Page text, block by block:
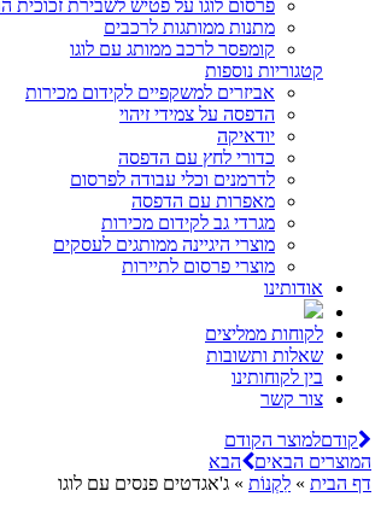
פרסום לוגו על פטיש לשבירת זכוכית
מתנות ממותגות לרכבים
קומפסר לרכב ממותג עם לוגו
קטגוריות נוספות
אביזרים למשקפיים לקידום מכירות
הדפסה על צמידי זיהוי
יודאיקה
כדורי לחץ עם הדפסה
לדרמנים וכלי עבודה לפרסום
מאפרות עם הדפסה
מגרדי גב לקידום מכירות
מוצרי היגיינה ממותגים לעסקים
מוצרי פרסום לתיירות
אודותינו
לקוחות ממליצים
שאלות ותשובות
בין לקוחותינו
צור קשר
קודםלמוצר הקודם
המוצרים הבאים
הבא
דף הבית » לִקְנוֹת » ג'אגדטים פנסים עם לוגו